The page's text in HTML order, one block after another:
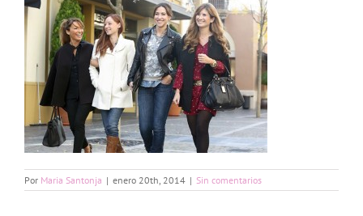
Por Maria Santonja | enero 20th, 2014 | Sin comentarios